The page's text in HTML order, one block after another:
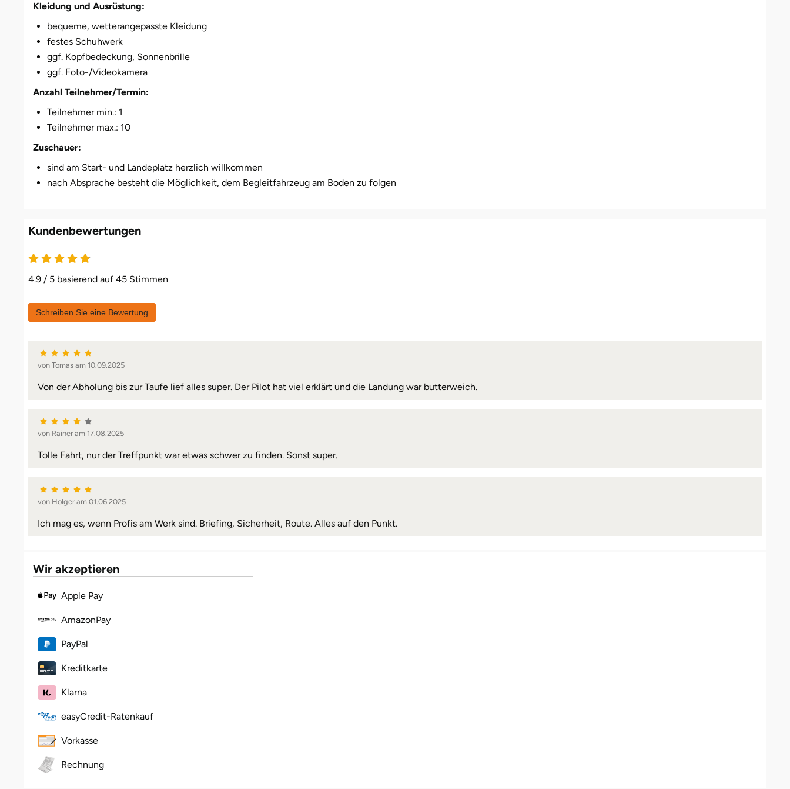
Kleidung und Ausrüstung:
bequeme, wetterangepasste Kleidung
festes Schuhwerk
ggf. Kopfbedeckung, Sonnenbrille
ggf. Foto-/Videokamera
Anzahl Teilnehmer/Termin:
Teilnehmer min.: 1
Teilnehmer max.: 10
Zuschauer:
sind am Start- und Landeplatz herzlich willkommen
nach Absprache besteht die Möglichkeit, dem Begleitfahrzeug am Boden zu folgen
Kundenbewertungen
4.9 von 5
4.9 / 5 basierend auf 45 Stimmen
Schreiben Sie eine Bewertung
von Tomas am 10.09.2025
Von der Abholung bis zur Taufe lief alles super. Der Pilot hat viel erklärt und die Landung war butterweich.
von Rainer am 17.08.2025
Tolle Fahrt, nur der Treffpunkt war etwas schwer zu finden. Sonst super.
von Holger am 01.06.2025
Ich mag es, wenn Profis am Werk sind. Briefing, Sicherheit, Route. Alles auf den Punkt.
Wir akzeptieren
Apple Pay
AmazonPay
PayPal
Kreditkarte
Klarna
easyCredit-Ratenkauf
Vorkasse
Rechnung